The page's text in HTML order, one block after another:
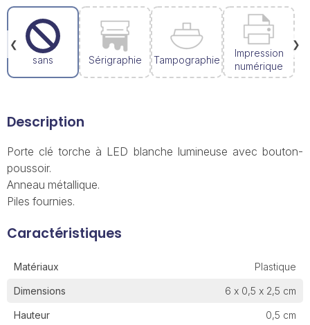
sans Sérigraphie Tampographie
Impression
numérique
❯
❮
Description
Porte clé torche à LED blanche lumineuse avec bouton-
poussoir.
Anneau métallique.
Piles fournies.
Caractéristiques
Matériaux Plastique
Dimensions 6 x 0,5 x 2,5 cm
Hauteur 0,5 cm